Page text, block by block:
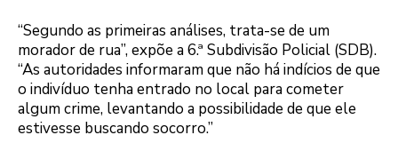
“Segundo as primeiras análises, trata-se de um
morador de rua”, expõe a 6.ª Subdivisão Policial (SDB).
“As autoridades informaram que não há indícios de que
o indivíduo tenha entrado no local para cometer
algum crime, levantando a possibilidade de que ele
estivesse buscando socorro.”